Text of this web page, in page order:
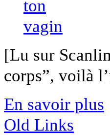
[Lu sur
corps”, voilà
En savoir plus
Old Links